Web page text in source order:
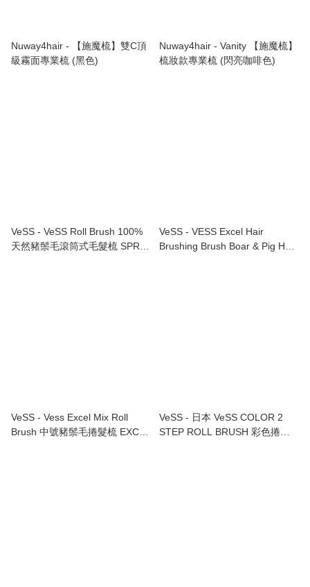
Nuway4hair - 【施魔梳】雙C頂
級霧面專業梳 (黑色)
Nuway4hair - Vanity 【施魔梳】
梳妝款專業梳 (閃亮咖啡色)
VeSS - VeSS Roll Brush 100%
天然豬鬃毛滾筒式毛髮梳 SPR-
VeSS - VESS Excel Hair
Brushing Brush Boar & Pig Hair
VeSS - Vess Excel Mix Roll
Brush 中號豬鬃毛捲髮梳 EXC-
VeSS - 日本 VeSS COLOR 2
STEP ROLL BRUSH 彩色捲梳